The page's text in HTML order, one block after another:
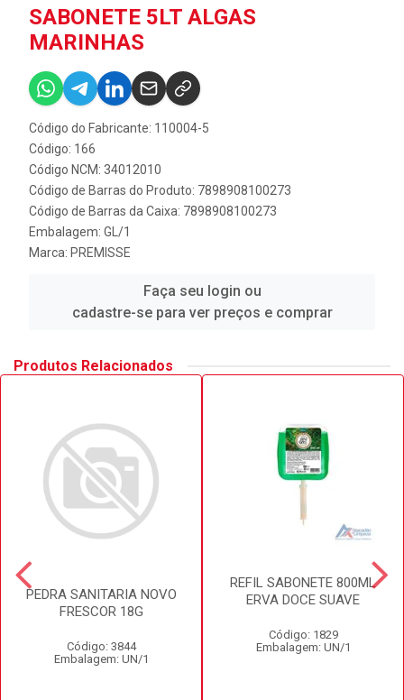
SABONETE 5LT ALGAS
MARINHAS
Código do Fabricante: 110004-5
Código: 166
Código NCM: 34012010
Código de Barras do Produto: 7898908100273
Código de Barras da Caixa: 7898908100273
Embalagem: GL/1
Marca: PREMISSE
Faça seu login ou
cadastre-se para ver preços e comprar
Produtos Relacionados
PEDRA SANITARIA NOVO
FRESCOR 18G
Código: 3844
Embalagem: UN/1
REFIL SABONETE 800ML
ERVA DOCE SUAVE
Código: 1829
Embalagem: UN/1